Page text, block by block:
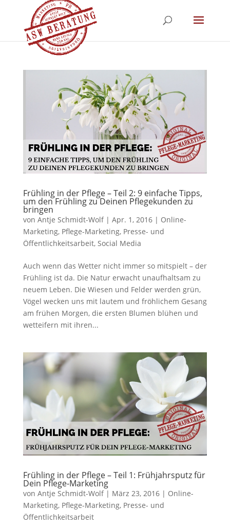
Frühling in der Pflege – Teil 2: 9 einfache Tipps,
um den Frühling zu Deinen Pflegekunden zu
bringen
von Antje Schmidt-Wolf| Apr. 1, 2016| Online-
Marketing, Pflege-Marketing, Presse- und
Öffentlichkeitsarbeit, Social Media
Auch wenn das Wetter nicht immer so mitspielt – der
Frühling ist da. Die Natur erwacht unaufhaltsam zu
neuem Leben. Die Wiesen und Felder werden grün,
Vögel wecken uns mit lautem und fröhlichem Gesang
am frühen Morgen, die ersten Blumen blühen und
wetteifern mit ihren...
Frühling in der Pflege – Teil 1: Frühjahrsputz für
Dein Pflege-Marketing
von Antje Schmidt-Wolf| März 23, 2016| Online-
Marketing, Pflege-Marketing, Presse- und
Öffentlichkeitsarbeit